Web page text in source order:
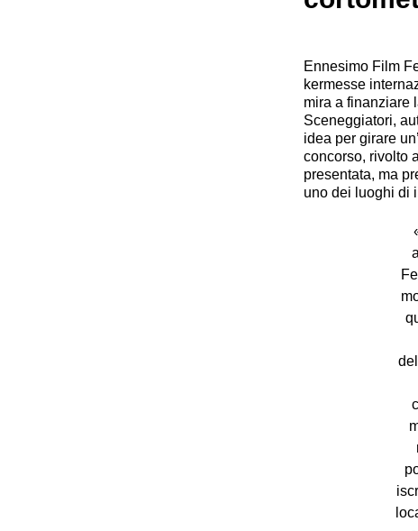
Ennesimo Film
kermesse
mira a finanziare
Sceneggiatori,
idea per girare
concorso, rivolto
presentata, ma
uno dei luoghi di